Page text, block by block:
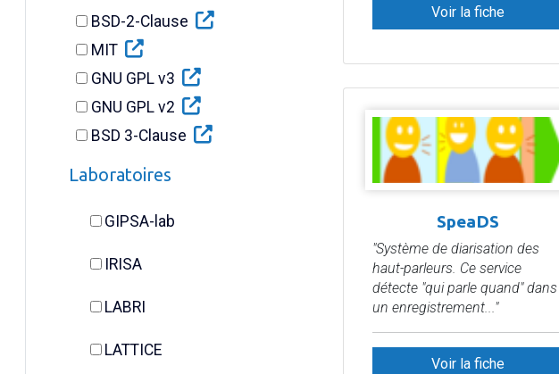
BSD-2-Clause
MIT
GNU GPL v3
GNU GPL v2
BSD 3-Clause
Laboratoires
GIPSA-lab
IRISA
LABRI
LATTICE
Voir la fiche
SpeaDS
"Système de diarisation des
haut-parleurs. Ce service
détecte "qui parle quand" dans
un enregistrement..."
Voir la fiche